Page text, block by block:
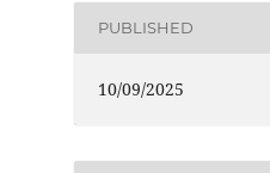
PUBLISHED
10/09/2025